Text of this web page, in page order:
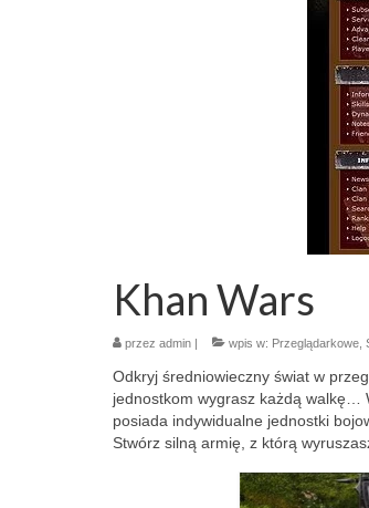
Khan Wars
przez admin | wpis w: Przeglądarkowe
Odkryj średniowieczny świat w
jednostkom wygrasz każdą walkę…
posiada indywidualne jednostki
Stwórz silną armię, z którą